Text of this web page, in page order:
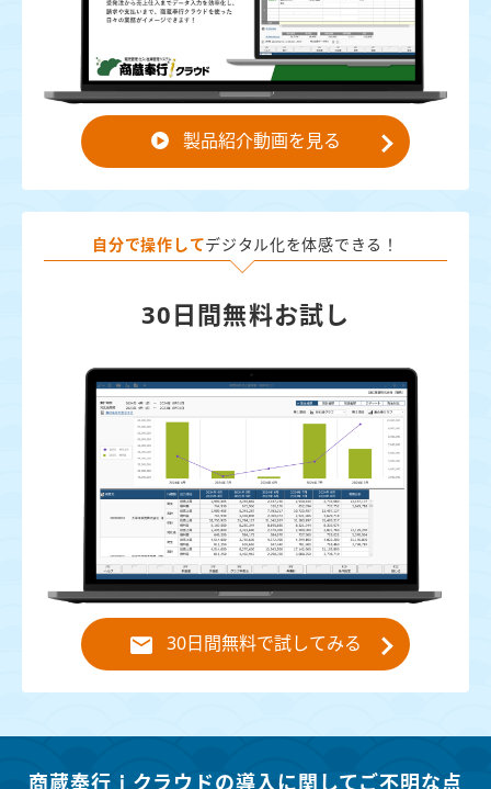
製品紹介動画を見る
自分で操作してデジタル化を体感できる！
30日間無料お試し
30日間無料で試してみる
商蔵奉行ｉクラウドの導入に関してご不明な点